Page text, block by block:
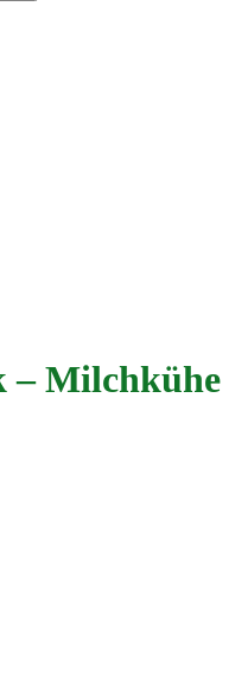
– Milchkühe